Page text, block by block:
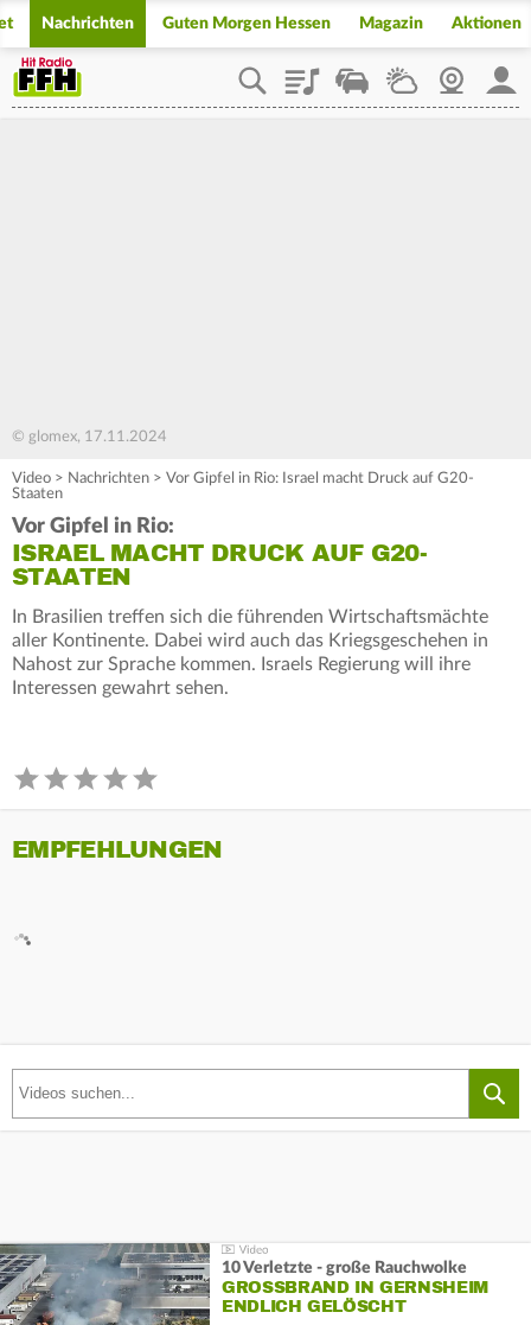
Nachrichten Guten Morgen Hessen Magazin Aktionen
PlaylistStaupilotWetterWebcam
© glomex, 17.11.2024
Video > Nachrichten > Vor Gipfel in Rio: Israel macht Druck auf G20-
Staaten
Vor Gipfel in Rio:
ISRAEL MACHT DRUCK AUF G20-
STAATEN
In Brasilien treffen sich die führenden Wirtschaftsmächte
aller Kontinente. Dabei wird auch das Kriegsgeschehen in
Nahost zur Sprache kommen. Israels Regierung will ihre
Interessen gewahrt sehen.
EMPFEHLUNGEN
10 Verletzte - große Rauchwolke
GROSSBRAND IN GERNSHEIM E
NDLICH GELÖSCHT